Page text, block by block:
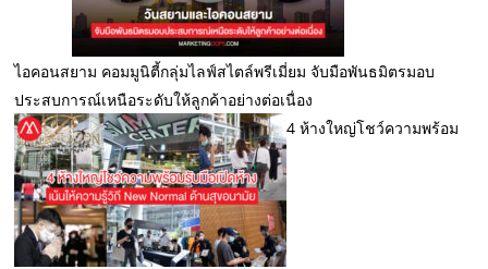
ไอคอนสยาม คอมมูนิตี้กลุ่มไลฟ์สไตล์พรีเมี่ยม จับมือพันธมิตรมอบ
ประสบการณ์เหนือระดับให้ลูกค้าอย่างต่อเนื่อง
4 ห้างใหญ่โชว์ความพร้อม